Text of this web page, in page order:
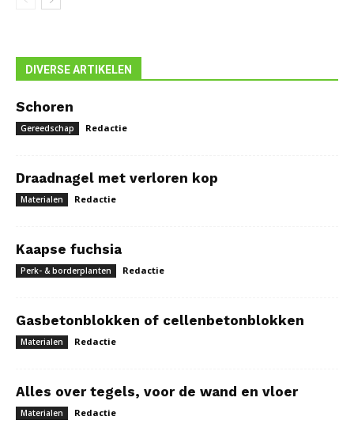
DIVERSE ARTIKELEN
Schoren
Gereedschap Redactie
Draadnagel met verloren kop
Materialen Redactie
Kaapse fuchsia
Perk- & borderplanten Redactie
Gasbetonblokken of cellenbetonblokken
Materialen Redactie
Alles over tegels, voor de wand en vloer
Materialen Redactie